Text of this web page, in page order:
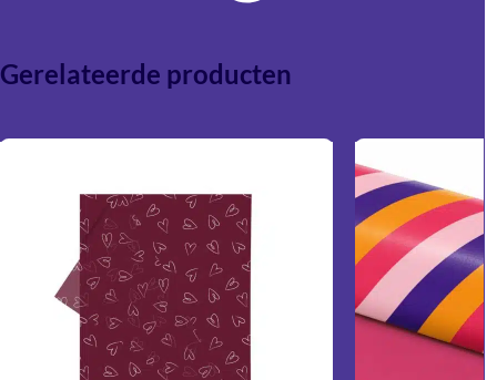
Gerelateerde producten